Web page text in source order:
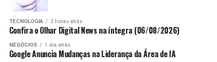
TECNOLOGIA 2 horas atrás
Confira o Olhar Digital News na íntegra (06/08/2026)
NEGÓCIOS 1 dia atrás
Google Anuncia Mudanças na Liderança da Área de IA